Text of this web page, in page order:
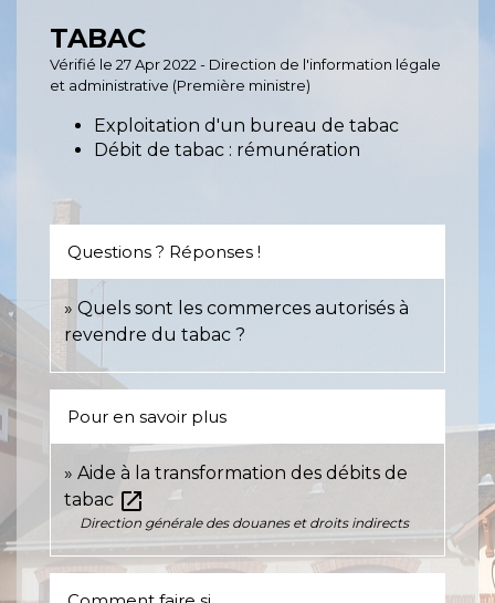
TABAC
Vérifié le 27 Apr 2022 - Direction de l'information légale
et administrative (Première ministre)
Exploitation d'un bureau de tabac
Débit de tabac : rémunération
Questions ? Réponses !
Quels sont les commerces autorisés à
revendre du tabac ?
Pour en savoir plus
Aide à la transformation des débits de
tabac open_in_new
Direction générale des douanes et droits indirects